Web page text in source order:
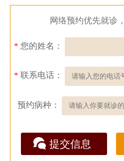
网络预约优先就诊
* 您的姓名：
* 联系电话：
预约病种：
提交信息